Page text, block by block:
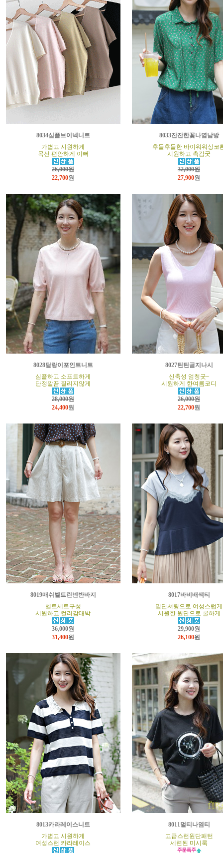
8034심플브이넥니트
가볍고 시원하게
목선 편안하게 이뻐
26,000원
22,700원
8033잔잔한꽃나염남방
후들후들한 바이워워싱코
시원하고 촉감굿
32,000원
27,900원
8028달랑이포인트니트
심플하고 소프트하게
단정깔끔 질리지않게
28,000원
24,400원
8027틴틴골지나시
신축성 엄청굿~
시원하게 한여름코디
26,000원
22,700원
8019매쉬벨트린넨반바지
벨트세트구성
시원하고 컬러감대박
36,000원
31,400원
8017바비배색티
밑단셔링으로 여성스럽게
시원한 원단으로 쿨하게
29,900원
26,100원
8013카라레이스니트
가볍고 시원하게
여성스런 카라레이스
8011멀티나염티
고급스런원단패턴
세련된 미시룩